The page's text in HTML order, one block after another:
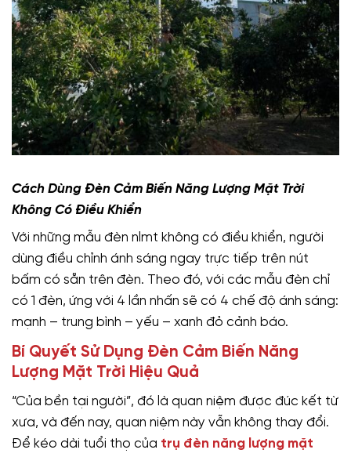
Cách Dùng Đèn Cảm Biến Năng Lượng Mặt Trời
Không Có Điều Khiển
Với những mẫu đèn nlmt không có điều khiển, người
dùng điều chỉnh ánh sáng ngay trực tiếp trên nút
bấm có sẵn trên đèn. Theo đó, với các mẫu đèn chỉ
có 1 đèn, ứng với 4 lần nhấn sẽ có 4 chế độ ánh sáng:
mạnh – trung bình – yếu – xanh đỏ cảnh báo.
Bí Quyết Sử Dụng Đèn Cảm Biến Năng
Lượng Mặt Trời Hiệu Quả
“Của bền tại người”, đó là quan niệm được đúc kết từ
xưa, và đến nay, quan niệm này vẫn không thay đổi.
Để kéo dài tuổi thọ của trụ đèn năng lượng mặt